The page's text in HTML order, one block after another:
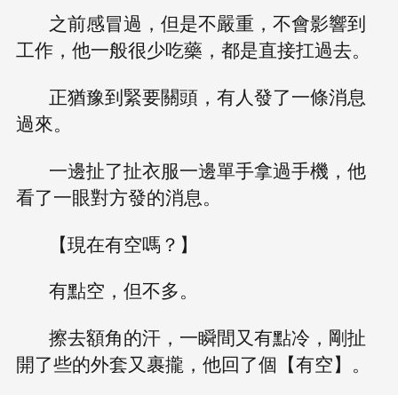
之前感冒過，但是不嚴重，不會影響到
工作，他一般很少吃藥，都是直接扛過去。
正猶豫到緊要關頭，有人發了一條消息
過來。
一邊扯了扯衣服一邊單手拿過手機，他
看了一眼對方發的消息。
【現在有空嗎？】
有點空，但不多。
擦去額角的汗，一瞬間又有點冷，剛扯
開了些的外套又裹攏，他回了個【有空】。